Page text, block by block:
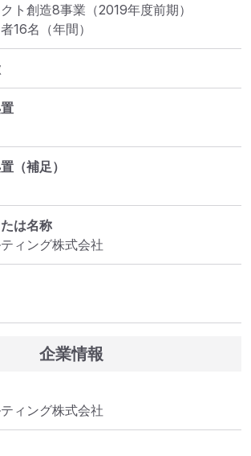
ト創造8事業（2019年度前期）
16名（年間）
（補足）
は名称
ィング株式会社
企業情報
ィング株式会社